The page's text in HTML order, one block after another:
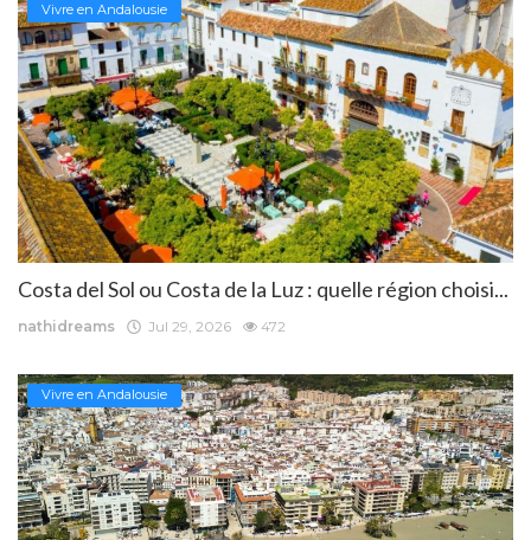
Vivre en Andalousie
Costa del Sol ou Costa de la Luz : quelle région choisi...
nathidreams Jul 29, 2026 472
Vivre en Andalousie